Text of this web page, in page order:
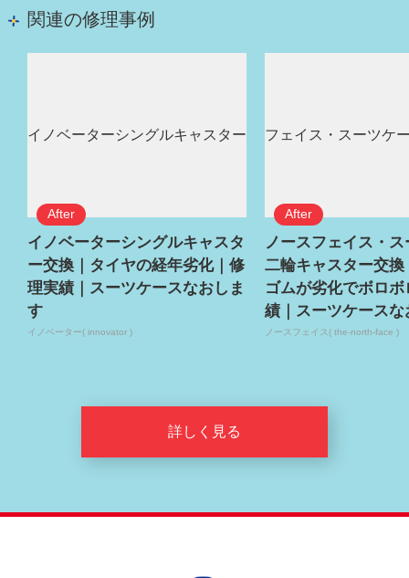
関連の修理事例
イノベーターシングルキャスタ
ー交換｜タイヤの経年劣化｜修
理実績｜スーツケースなおしま
す
イノベーター( innovator )
ノースフェイス・
二輪キャスター交換
ゴムが劣化でボロ
績｜スーツケースな
ノースフェイス( the-north-face )
詳しく見る